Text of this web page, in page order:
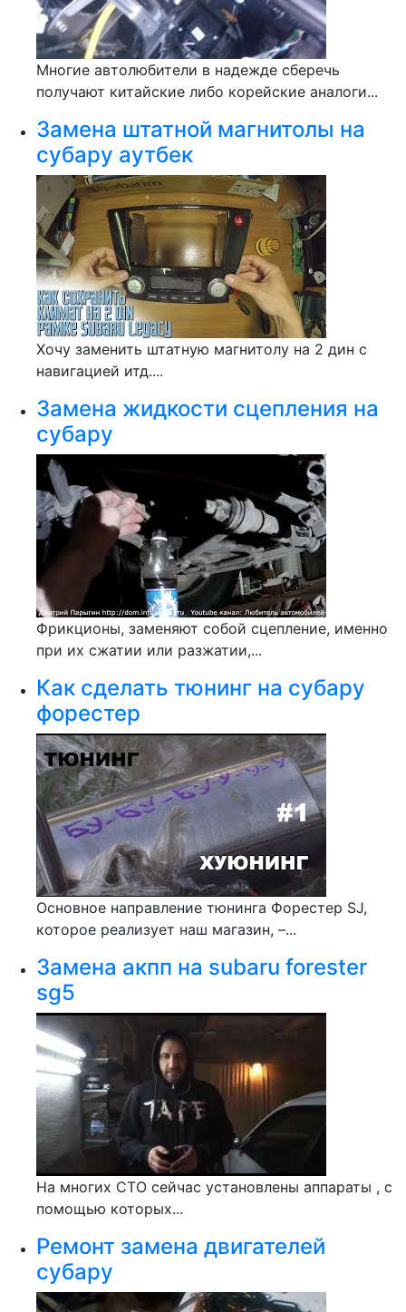
Многие автолюбители в надежде сберечь
получают китайские либо корейские аналоги...
Замена штатной магнитолы на
субару аутбек
Хочу заменить штатную магнитолу на 2 дин с
навигацией итд....
Замена жидкости сцепления на
субару
Фрикционы, заменяют собой сцепление, именно
при их сжатии или разжатии,...
Как сделать тюнинг на субару
форестер
Основное направление тюнинга Форестер SJ,
которое реализует наш магазин, –...
Замена акпп на subaru forester
sg5
На многих СТО сейчас установлены аппараты , с
помощью которых...
Ремонт замена двигателей
субару